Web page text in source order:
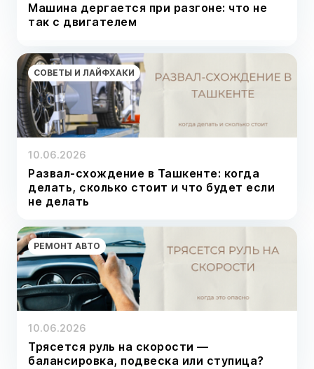
Машина дергается при разгоне: что не
так с двигателем
СОВЕТЫ И ЛАЙФХАКИ
10.06.2026
Развал-схождение в Ташкенте: когда
делать, сколько стоит и что будет если
не делать
РЕМОНТ АВТО
10.06.2026
Трясется руль на скорости —
балансировка, подвеска или ступица?